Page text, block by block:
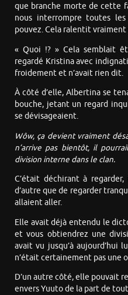
que branche morte de cette
nous interrompre toutes
pouvez. Cela ralentit vraiment
« Quoi !? » Cela semblait
regardé Kristina avec
froidement et n’avait rien dit.
À côté d’elle, Albertina se
bouche, jetant un regard
se dévisageaient.
Wôw, ça devient vraiment
n’arrive pas bientôt, il
division interne dans le clan.
C’était déchirant à
d’autre que de regarder
allaient aller.
Elle avait déjà entendu le
et vous obtiendrez une
avait vu jusqu’à aujourd’hui
n’était certainement pas une
D’un autre côté, elle pouvait
envers Yuuto de la part de